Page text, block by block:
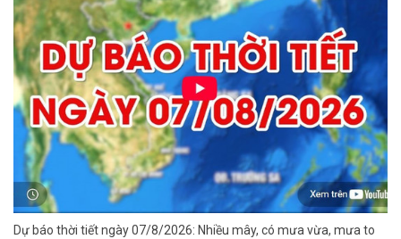
Dự báo thời tiết ngày 07/8/2026: Nhiều mây, có mưa vừa, mưa to